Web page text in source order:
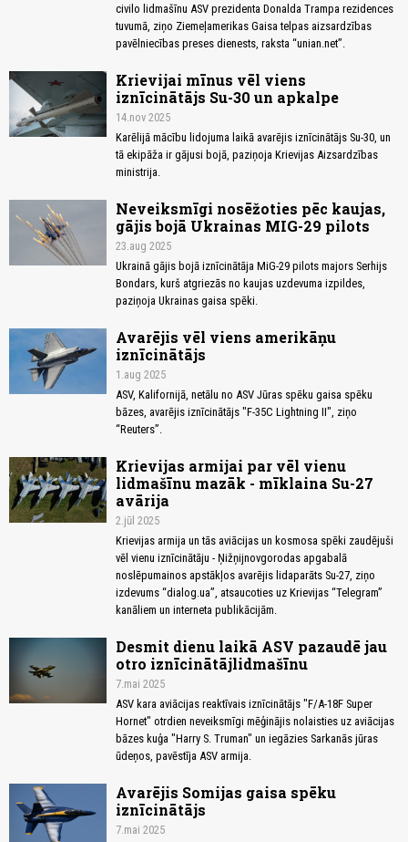
civilo lidmašīnu ASV prezidenta Donalda Trampa rezidences
tuvumā, ziņo Ziemeļamerikas Gaisa telpas aizsardzības
pavēlniecības preses dienests, raksta “unian.net”.
Krievijai mīnus vēl viens
iznīcinātājs Su-30 un apkalpe
14.nov 2025
Karēlijā mācību lidojuma laikā avarējis iznīcinātājs Su-30, un
tā ekipāža ir gājusi bojā, paziņoja Krievijas Aizsardzības
ministrija.
Neveiksmīgi nosēžoties pēc kaujas,
gājis bojā Ukrainas MIG-29 pilots
23.aug 2025
Ukrainā gājis bojā iznīcinātāja MiG-29 pilots majors Serhijs
Bondars, kurš atgriezās no kaujas uzdevuma izpildes,
paziņoja Ukrainas gaisa spēki.
Avarējis vēl viens amerikāņu
iznīcinātājs
1.aug 2025
ASV, Kalifornijā, netālu no ASV Jūras spēku gaisa spēku
bāzes, avarējis iznīcinātājs "F-35C Lightning II", ziņo
“Reuters”.
Krievijas armijai par vēl vienu
lidmašīnu mazāk - mīklaina Su-27
avārija
2.jūl 2025
Krievijas armija un tās aviācijas un kosmosa spēki zaudējuši
vēl vienu iznīcinātāju - Ņižņijnovgorodas apgabalā
noslēpumainos apstākļos avarējis lidaparāts Su-27, ziņo
izdevums “dialog.ua”, atsaucoties uz Krievijas “Telegram”
kanāliem un interneta publikācijām.
Desmit dienu laikā ASV pazaudē jau
otro iznīcinātājlidmašīnu
7.mai 2025
ASV kara aviācijas reaktīvais iznīcinātājs "F/A-18F Super
Hornet" otrdien neveiksmīgi mēģinājis nolaisties uz aviācijas
bāzes kuģa "Harry S. Truman" un iegāzies Sarkanās jūras
ūdeņos, pavēstīja ASV armija.
Avarējis Somijas gaisa spēku
iznīcinātājs
7.mai 2025